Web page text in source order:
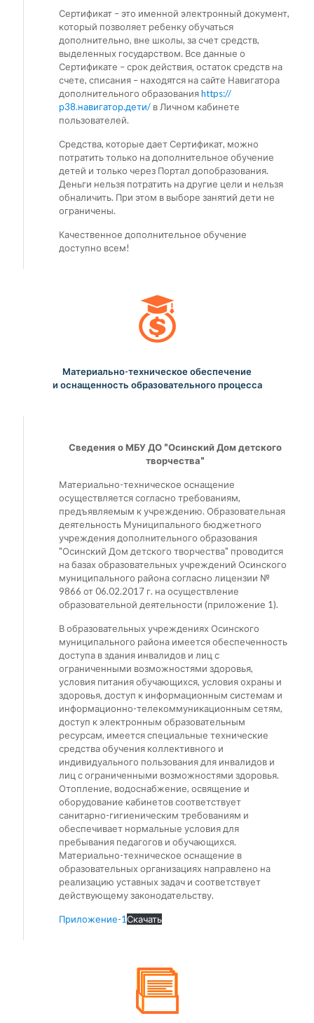
Сертификат – это именной электронный документ,
который позволяет ребенку обучаться
дополнительно, вне школы, за счет средств,
выделенных государством. Все данные о
Сертификате – срок действия, остаток средств на
счете, списания – находятся на сайте Навигатора
дополнительного образованияhttps://
р38.навигатор.дети/ в Личном кабинете
пользователей.
Средства, которые дает Сертификат, можно
потратить только на дополнительное обучение
детей и только через Портал допобразования.
Деньги нельзя потратить на другие цели и нельзя
обналичить. При этом в выборе занятий дети не
ограничены.
Качественное дополнительное обучение
доступно всем!
Материально-техническое обеспечение
и оснащенность образовательного процесса
Сведения о МБУ ДО "Осинский Дом детского
творчества"
Материально-техническое оснащение
осуществляется согласно требованиям,
предъявляемым к учреждению. Образовательная
деятельность Муниципального бюджетного
учреждения дополнительного образования
"Осинский Дом детского творчества" проводится
на базах образовательных учреждений Осинского
муниципального района согласно лицензии №
9866 от 06.02.2017 г. на осуществление
образовательной деятельности (приложение 1).
В образовательных учреждениях Осинского
муниципального района имеется обеспеченность
доступа в здания инвалидов и лиц с
ограниченными возможностями здоровья,
условия питания обучающихся, условия охраны и
здоровья, доступ к информационным системам и
информационно-телекоммуникационным сетям,
доступ к электронным образовательным
ресурсам, имеется специальные технические
средства обучения коллективного и
индивидуального пользования для инвалидов и
лиц с ограниченными возможностями здоровья.
Отопление, водоснабжение, освящение и
оборудование кабинетов соответствует
санитарно-гигиеническим требованиям и
обеспечивает нормальные условия для
пребывания педагогов и обучающихся.
Материально-техническое оснащение в
образовательных организациях направлено на
реализацию уставных задач и соответствует
действующему законодательству.
Приложение-1Скачать